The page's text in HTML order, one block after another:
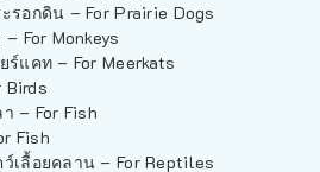
รอกดิน – For Prairie Dogs
For Monkeys
ร์แคท – For Meerkats
Birds
– For Fish
Fish
เลื้อยคลาน – For Reptiles